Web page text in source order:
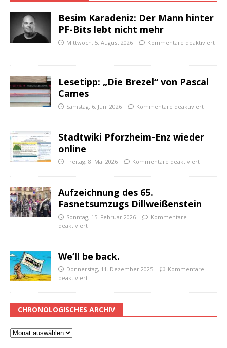
Besim Karadeniz: Der Mann hinter
PF-Bits lebt nicht mehr
Mittwoch, 5. August 2026 Kommentare deaktiviert
Lesetipp: „Die Brezel“ von Pascal
Cames
Samstag, 6. Juni 2026 Kommentare deaktiviert
Stadtwiki Pforzheim-Enz wieder
online
Freitag, 8. Mai 2026 Kommentare deaktiviert
Aufzeichnung des 65.
Fasnetsumzugs Dillweißenstein
Sonntag, 15. Februar 2026
Kommentare
deaktiviert
We’ll be back.
Donnerstag, 11. Dezember 2025
Kommentare
deaktiviert
CHRONOLOGISCHES ARCHIV